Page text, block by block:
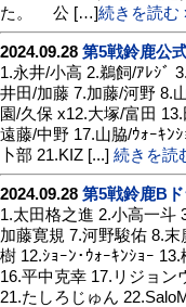
た。 公 […]続きを読む
2024.09.28 第5戦鈴鹿公
1.永井/小高 2.鵜飼/ｱﾚｼﾞ
井田/加藤 7.加藤/河野 8.
園/久保 x12.大塚/富田
遠藤/中野 17.山脇/ｳｫｰｷﾝ
卜部 21.KIZ [...] 続きを読
2024.09.28 第5戦鈴鹿B
1.太田格之進 2.小高一斗
加藤寛規 7.河野駿佑 8.
樹 12.ｼｮｰﾝ･ｳｫｰｷﾝｼｮｰ
16.平中克幸 17.リジョン
21.たしろじゅん